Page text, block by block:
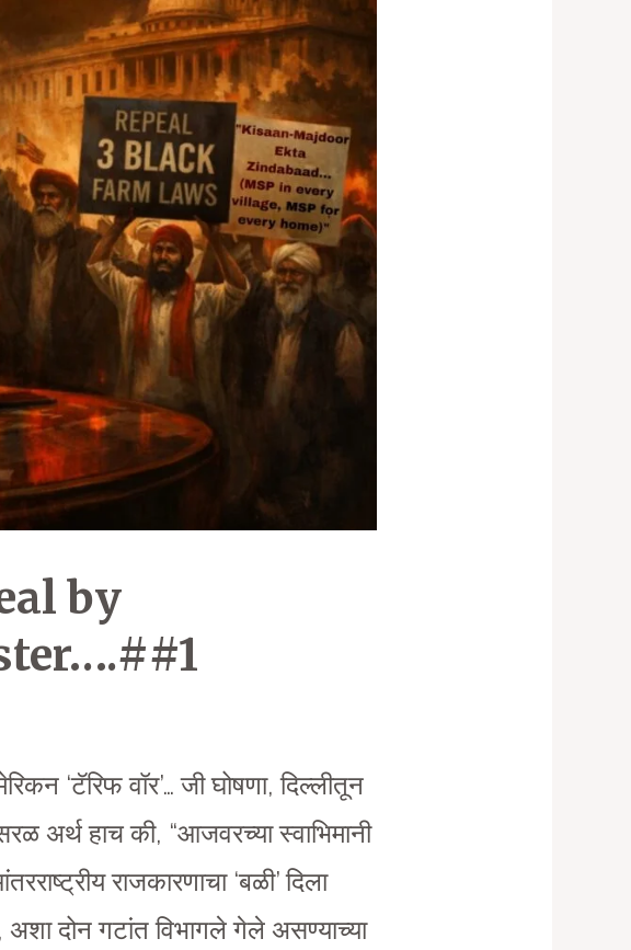
by
‘टॅरिफ वॉर’… जी घोषणा, दिल्लीतून
अर्थ हाच की, “आजवरच्या स्वाभिमानी
राजकारणाचा ‘बळी’ दिला
अशा दोन गटांत विभागले गेले असण्याच्या